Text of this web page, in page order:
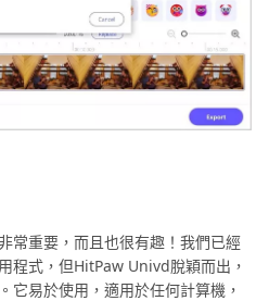
常重要，而且也很有趣！我們已經
程式，但HitPaw Univd脫穎而出，
它易於使用，適用於任何計算機，